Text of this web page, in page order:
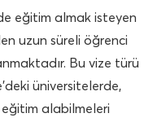
eğitim almak isteyen
uzun süreli öğrenci
Bu vize türü
üniversitelerde,
alabilmeleri